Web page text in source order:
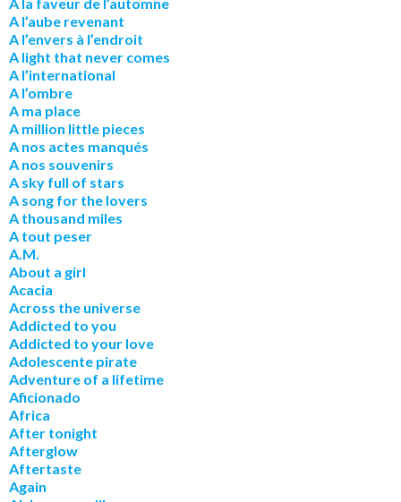
A l’aube revenant
A l’envers à l’endroit
A light that never comes
A l’international
A l’ombre
A ma place
A million little pieces
A nos actes manqués
A nos souvenirs
A sky full of stars
A song for the lovers
A thousand miles
A tout peser
A.M.
About a girl
Acacia
Across the universe
Addicted to you
Addicted to your love
Adolescente pirate
Adventure of a lifetime
Aficionado
Africa
After tonight
Afterglow
Aftertaste
Again